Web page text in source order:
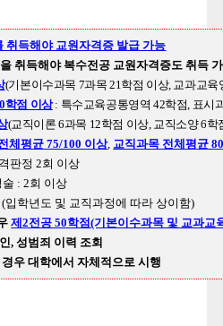
취득해야 교원자격증 발급 가능
취득해야 복수전공 교원자격증도 취득
(기본이수과목 7과목 21학점 이상, 교과교
학점 이상: 특수교육공통영역 42학점, 표시
(교직이론 6과목 12학점 이상, 교직소양 6
체평균 75/100 이상, 교직과목 전체평균
판정 2회 이상
: 2회 이상
입학년도 및 교직과정에 따라 상이함)
제2전공 50학점(기본이수과목 및 교과교
, 성범죄 이력 조회
우 대학에서 자체적으로 시행